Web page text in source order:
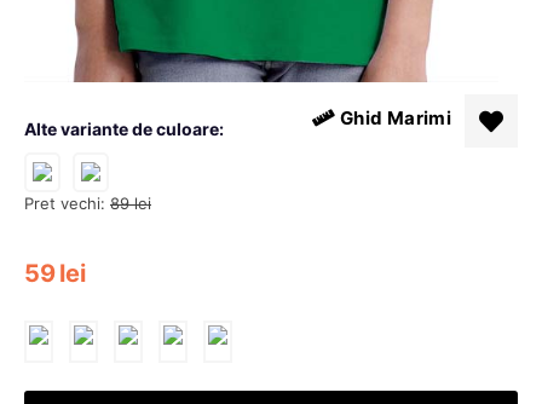
Pret vechi: 89 lei
59lei
Alte variante de culoare: Ghid Marimi